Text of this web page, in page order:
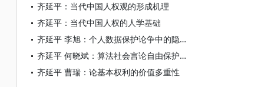
齐延平：当代中国人权观的形成机理
齐延平：当代中国人权的人学基础
齐延平 李旭：个人数据保护论争中的隐私权：反思、还原与再定位
齐延平 何晓斌：算法社会言论自由保护中的国家角色
齐延平 曹瑞：论基本权利的价值多重性